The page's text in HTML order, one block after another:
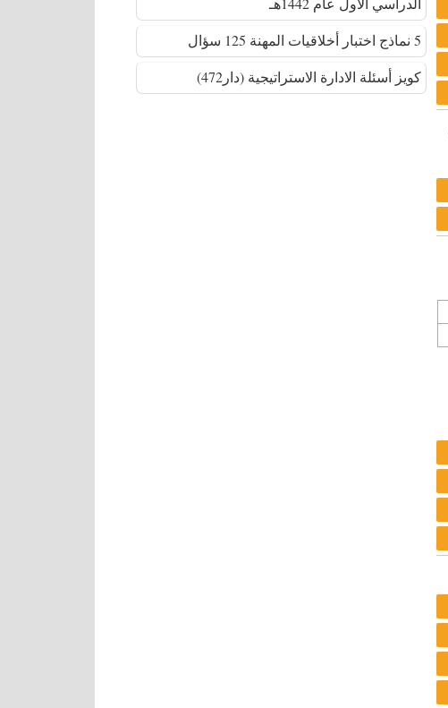
5 نماذج اختبار أخلاقيات المهنة 125 سؤال
كويز أسئلة الادارة الاستراتيجية (دار472)